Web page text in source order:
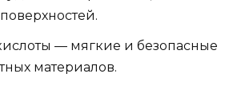
— мягкие и безопасные
материалов.